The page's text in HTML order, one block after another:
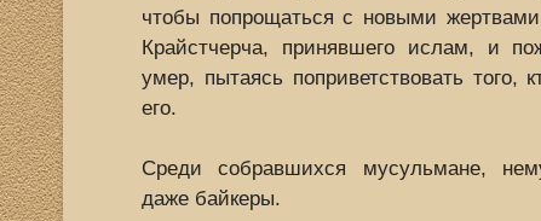
чтобы попрощаться с новыми
Крайстчерча, принявшего ислам, и
умер, пытаясь поприветствовать того,
его.
Среди собравшихся мусульмане,
даже байкеры.